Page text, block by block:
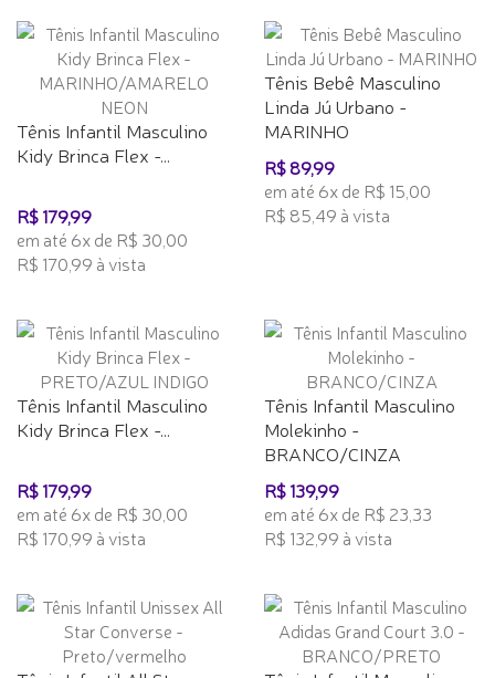
Tênis Infantil Masculino
Kidy Brinca Flex -...
R$ 179,99
em até 6x de R$ 30,00
R$ 170,99 à vista
Tênis Bebê Masculino
Linda Jú Urbano -
MARINHO
R$ 89,99
em até 6x de R$ 15,00
R$ 85,49 à vista
Tênis Infantil Masculino
Kidy Brinca Flex -...
R$ 179,99
em até 6x de R$ 30,00
R$ 170,99 à vista
Tênis Infantil Masculino
Molekinho -
BRANCO/CINZA
R$ 139,99
em até 6x de R$ 23,33
R$ 132,99 à vista